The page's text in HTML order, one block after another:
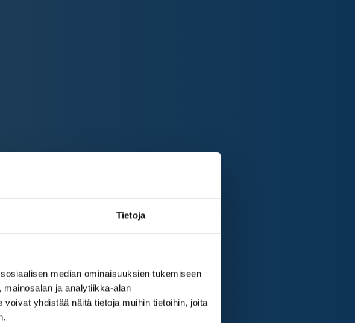
Tietoja
median ominaisuuksien tukemiseen
ja analytiikka-alan
yhdistää näitä tietoja muihin tietoihin, joita